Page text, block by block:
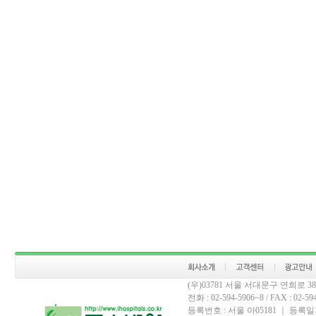
(우)03781 서울 서대문구 연희로
전화 : 02-594-5906~8 / FAX : 02-
등록번호 : 서울 아05181 ｜ 등록